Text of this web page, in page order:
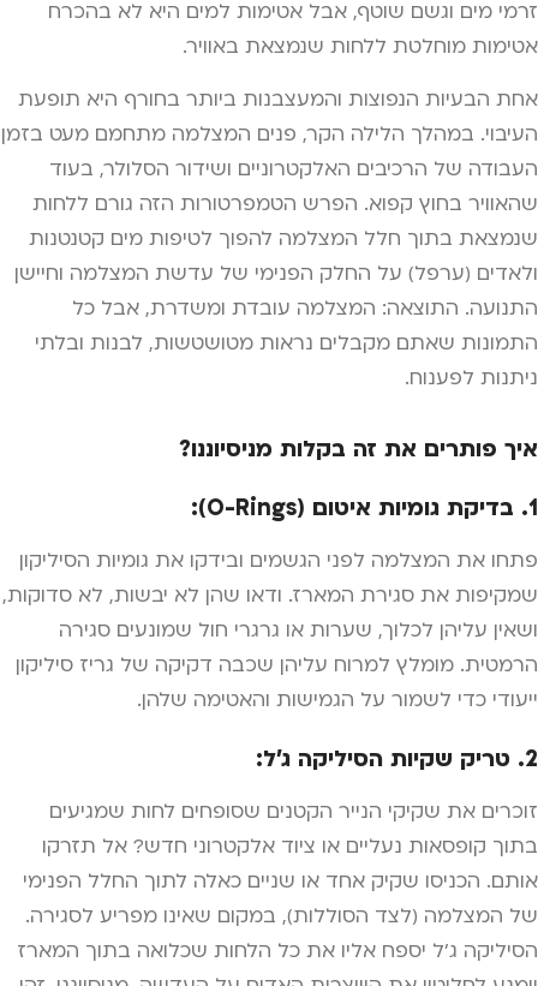
זרמי מים וגשם שוטף, אבל אטימות למים היא לא בהכרח
אטימות מוחלטת ללחות שנמצאת באוויר.
אחת הבעיות הנפוצות והמעצבנות ביותר בחורף היא תופעת
העיבוי. במהלך הלילה הקר, פנים המצלמה מתחמם מעט בזמן
העבודה של הרכיבים האלקטרוניים ושידור הסלולר, בעוד
שהאוויר בחוץ קפוא. הפרש הטמפרטורות הזה גורם ללחות
שנמצאת בתוך חלל המצלמה להפוך לטיפות מים קטנטנות
ולאדים (ערפל) על החלק הפנימי של עדשת המצלמה וחיישן
התנועה. התוצאה: המצלמה עובדת ומשדרת, אבל כל
התמונות שאתם מקבלים נראות מטושטשות, לבנות ובלתי
ניתנות לפענוח.
איך פותרים את זה בקלות מניסיוננו?
1. בדיקת גומיות איטום (O-Rings):
פתחו את המצלמה לפני הגשמים ובידקו את גומיות הסיליקון
שמקיפות את סגירת המארז. ודאו שהן לא יבשות, לא סדוקות,
ושאין עליהן לכלוך, שערות או גרגרי חול שמונעים סגירה
הרמטית. מומלץ למרוח עליהן שכבה דקיקה של גריז סיליקון
ייעודי כדי לשמור על הגמישות והאטימה שלהן.
2. טריק שקיות הסיליקה ג'ל:
זוכרים את שקיקי הנייר הקטנים שסופחים לחות שמגיעים
בתוך קופסאות נעליים או ציוד אלקטרוני חדש? אל תזרקו
אותם. הכניסו שקיק אחד או שניים כאלה לתוך החלל הפנימי
של המצלמה (לצד הסוללות), במקום שאינו מפריע לסגירה.
הסיליקה ג'ל יספח אליו את כל הלחות שכלואה בתוך המארז